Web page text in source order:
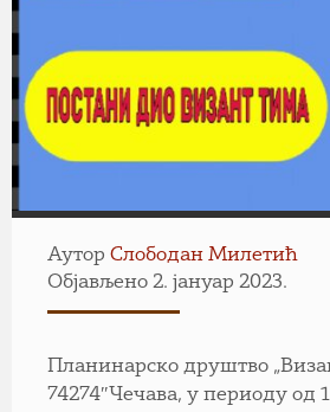
Аутор Слободан Милетић
Објављено 2. јануар 2023.
Планинарско друштво
74274″Чечава, у периоду од